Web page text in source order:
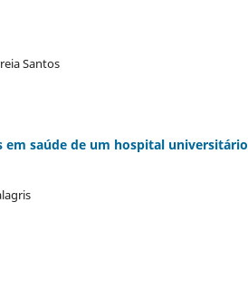
Santos
saúde de um hospital universitário